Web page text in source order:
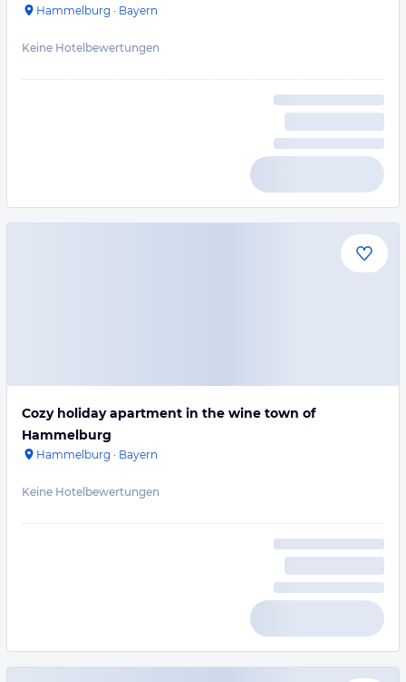
Hammelburg · Bayern
Keine Hotelbewertungen
Cozy holiday apartment in the wine town of
Hammelburg
Hammelburg · Bayern
Keine Hotelbewertungen